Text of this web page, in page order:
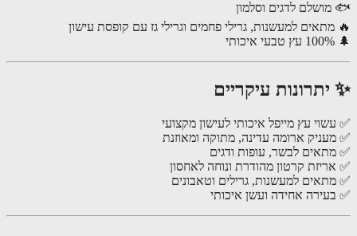
לדגים וסלמון
למעשנות, גרילי פחמים וגרילי גז עם קופסת עישון
עיקריים
עץ מייפל איכותי לעישון מקצועי
ארומה עדינה, מתוקה ומאוזנת
לבשר, עופות ודגים
קרטון מהודרת ונוחה לאחסון
למעשנות, גרילים וטאבונים
אחידה ועשן איכותי